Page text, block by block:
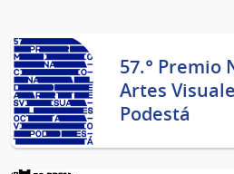
57.° Premio
Artes
Podestá